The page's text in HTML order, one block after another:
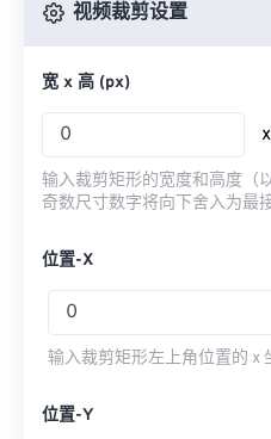
视频裁剪设置
宽 x 高 (px)
x
输入裁剪矩形的宽度和高度（
奇数尺寸数字将向下舍入为最
位置-X
输入裁剪矩形左上角位置的 x
位置-Y